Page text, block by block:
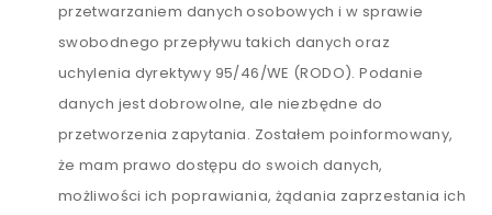
przetwarzaniem danych osobowych i w sprawie
swobodnego przepływu takich danych oraz
uchylenia dyrektywy 95/46/WE (RODO). Podanie
danych jest dobrowolne, ale niezbędne do
przetworzenia zapytania. Zostałem poinformowany,
że mam prawo dostępu do swoich danych,
możliwości ich poprawiania, żądania zaprzestania ich